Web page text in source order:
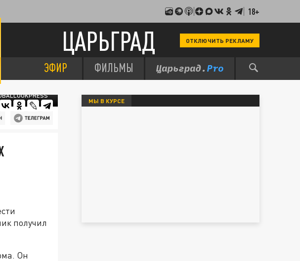
18+
ЦАРЬГРАД ОТКЛЮЧИТЬ РЕКЛАМУ
ЭФИР ФИЛЬМЫ
получил
Он
МЫ В КУРСЕ